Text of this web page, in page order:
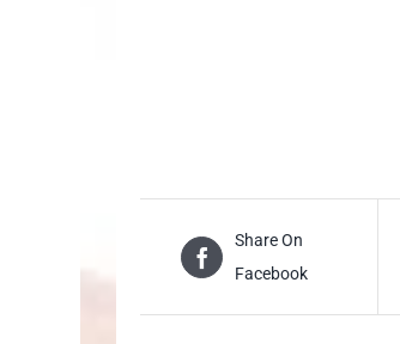
Share On
Facebook